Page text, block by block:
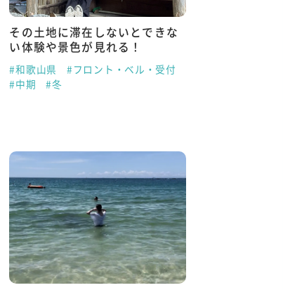
その土地に滞在しないとできな
い体験や景色が見れる！
#和歌山県
#フロント・ベル・受付
#中期
#冬